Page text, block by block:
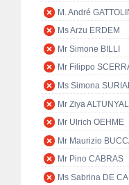
M. André
Ms Arzu ERDEM
Mr Simone BILLI
Mr Filippo
Ms Simona
Mr Ziya
Mr Ulrich OEHME
Mr Maurizio
Mr Pino CABRAS
Ms Sabrina DE